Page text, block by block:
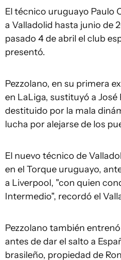
El técnico uruguayo Paulo
a Valladolid hasta junio de
pasado 4 de abril el club
presentó.
Pezzolano, en su primera
en LaLiga, sustituyó a José
destituido por la mala
lucha por alejarse de los
El nuevo técnico de
en el Torque uruguayo,
a Liverpool, "con quien
Intermedio", recordó el
Pezzolano también
antes de dar el salto a
brasileño, propiedad de